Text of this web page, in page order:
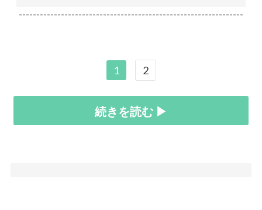
----------------------------------------------------------------
1 2
続きを読む ▶